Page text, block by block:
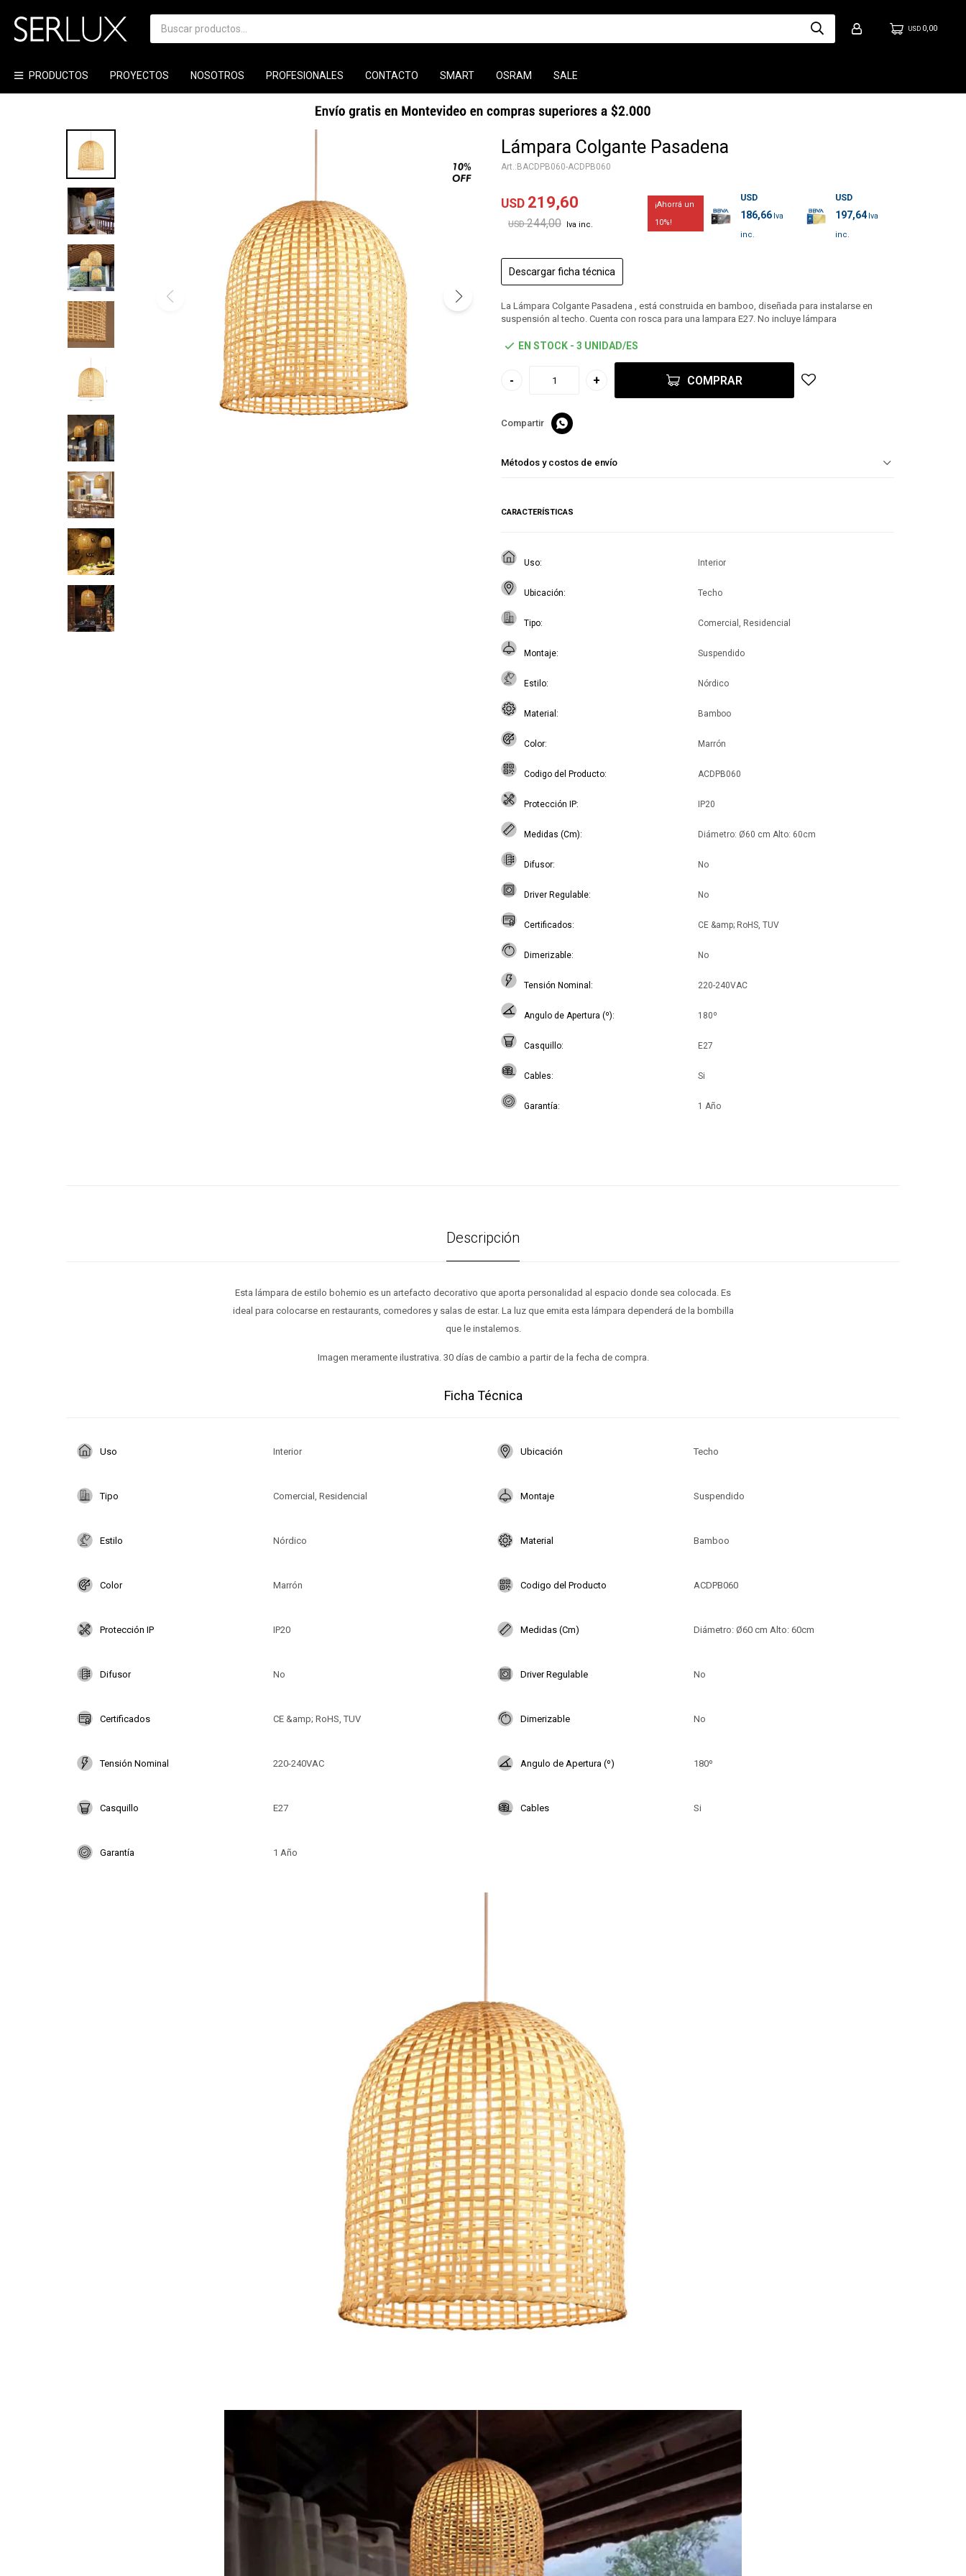
PRODUCTOS PROYECTOS NOSOTROS PROFESIONALES CONTACTO SMART OSRAM SALE
USD 0,00
Lámpara Colgante Pasadena
BACDPB060-ACDPB060
USD 219,60
USD 244,00 10
USD
186,66
USD
197,64
Descargar ficha técnica
La Lámpara Colgante Pasadena , está construida en bamboo, diseñada para instalarse en
suspensión al techo. Cuenta con rosca para una lampara E27. No incluye lámpara
EN STOCK - 3 UNIDAD/ES
- + COMPRAR

Métodos y costos de envío
CARACTERÍSTICAS
Uso Interior
Ubicación Techo
Tipo Comercial, Residencial
Montaje Suspendido
Estilo Nórdico
Material Bamboo
Color Marrón
Codigo del Producto ACDPB060
Protección IP IP20
Medidas (Cm) Diámetro: Ø60 cm Alto: 60cm
Difusor No
Driver Regulable No
Certificados CE &amp; RoHS, TUV
Dimerizable No
Tensión Nominal 220-240VAC
Angulo de Apertura (º) 180º
Casquillo E27
Cables Si
Garantía 1 Año
Descripción
Esta lámpara de estilo bohemio es un artefacto decorativo que aporta personalidad al espacio donde sea colocada. Es
ideal para colocarse en restaurants, comedores y salas de estar. La luz que emita esta lámpara dependerá de la bombilla
que le instalemos.
Imagen meramente ilustrativa. 30 días de cambio a partir de la fecha de compra.
Ficha Técnica
Uso Interior Ubicación Techo
Tipo Comercial, Residencial Montaje Suspendido
Estilo Nórdico Material Bamboo
Color Marrón Codigo del Producto ACDPB060
Protección IP IP20 Medidas (Cm) Diámetro: Ø60 cm Alto: 60cm
Difusor No Driver Regulable No
Certificados CE &amp; RoHS, TUV Dimerizable No
Tensión Nominal 220-240VAC Angulo de Apertura (º) 180º
Casquillo E27 Cables Si
Garantía 1 Año